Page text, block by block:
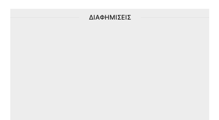
ΔΙΑΦΗΜΙΣΕΙΣ